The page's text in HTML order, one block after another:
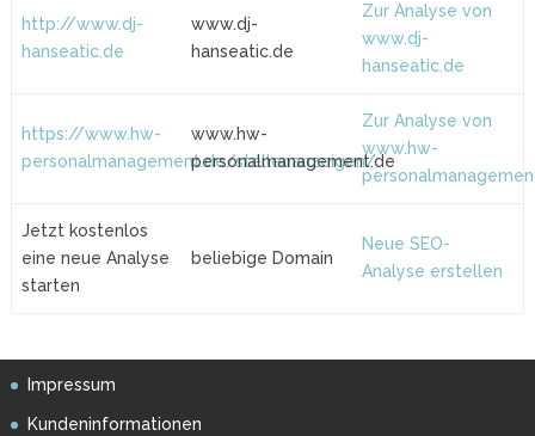
http://www.dj-
hanseatic.de
www.dj-
hanseatic.de
Zur Analyse von
www.dj-
hanseatic.de
https://www.hw-
personalmanagement.de/stellenanzeigen/
www.hw-
personalmanagement.de
Zur Analyse von
www.hw-
Jetzt kostenlos
eine neue Analyse
starten
beliebige Domain
Neue SEO-
Analyse erstellen
Impressum
Kundeninformationen